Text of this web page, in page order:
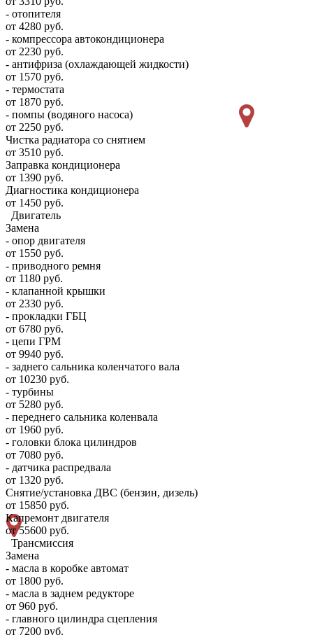
- отопителя
от 4280 руб.
- компрессора автокондиционера
от 2230 руб.
- антифриза (охлаждающей жидкости)
от 1570 руб.
- термостата
от 1870 руб.
- помпы (водяного насоса)
от 2250 руб.
Чистка радиатора со снятием
от 3510 руб.
Заправка кондиционера
от 1390 руб.
Диагностика кондиционера
от 1450 руб.
Двигатель
Замена
- опор двигателя
от 1550 руб.
- приводного ремня
от 1180 руб.
- клапанной крышки
от 2330 руб.
- прокладки ГБЦ
от 6780 руб.
- цепи ГРМ
от 9940 руб.
- заднего сальника коленчатого вала
от 10230 руб.
- турбины
от 5280 руб.
- переднего сальника коленвала
от 1960 руб.
- головки блока цилиндров
от 7080 руб.
- датчика распредвала
от 1320 руб.
Снятие/установка ДВС (бензин, дизель)
от 15850 руб.
Капремонт двигателя
от 55600 руб.
Трансмиссия
Замена
- масла в коробке автомат
от 1800 руб.
- масла в заднем редукторе
от 960 руб.
- главного цилиндра сцепления
от 7200 руб.